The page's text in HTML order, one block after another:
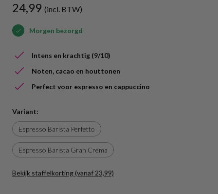
24,99 (incl. BTW)
Morgen bezorgd
Intens en krachtig (9/10)
Noten, cacao en houttonen
Perfect voor espresso en cappuccino
Variant:
Espresso Barista Perfetto
Espresso Barista Gran Crema
Bekijk staffelkorting (vanaf 23,99)